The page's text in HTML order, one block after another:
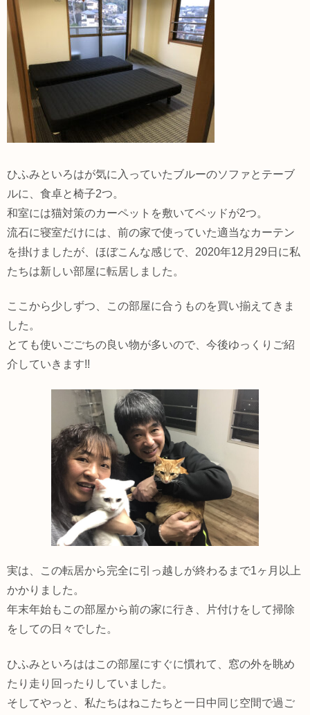
ひふみといろはが気に入っていたブルーのソファとテーブ
ルに、食卓と椅子2つ。
和室には猫対策のカーペットを敷いてベッドが2つ。
流石に寝室だけには、前の家で使っていた適当なカーテン
を掛けましたが、ほぼこんな感じで、2020年12月29日に私
たちは新しい部屋に転居しました。
ここから少しずつ、この部屋に合うものを買い揃えてきま
した。
とても使いごごちの良い物が多いので、今後ゆっくりご紹
介していきます!!
実は、この転居から完全に引っ越しが終わるまで1ヶ月以上
かかりました。
年末年始もこの部屋から前の家に行き、片付けをして掃除
をしての日々でした。
ひふみといろははこの部屋にすぐに慣れて、窓の外を眺め
たり走り回ったりしていました。
そしてやっと、私たちはねこたちと一日中同じ空間で過ご